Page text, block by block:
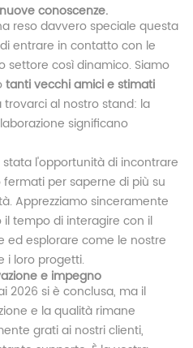
conoscenze.
reso davvero speciale questa
entrare in contatto con le
settore così dinamico. Siamo
tanti vecchi amici e stimati
trovarci al nostro stand: la
significano
l'opportunità di incontrare
fermati per saperne di più su
Apprezziamo sinceramente
tempo di interagire con il
ed esplorare come le nostre
i loro progetti.
e impegno
2026 si è conclusa, ma il
e la qualità rimane
grati ai nostri clienti,